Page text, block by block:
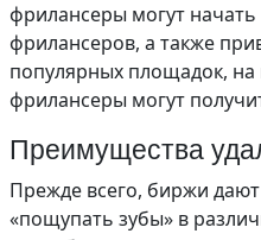
фрилансеры могут
фрилансеров, а также
популярных площадок, на
фрилансеры могут
Преимущества
Прежде всего, биржи
«пощупать зубы» в